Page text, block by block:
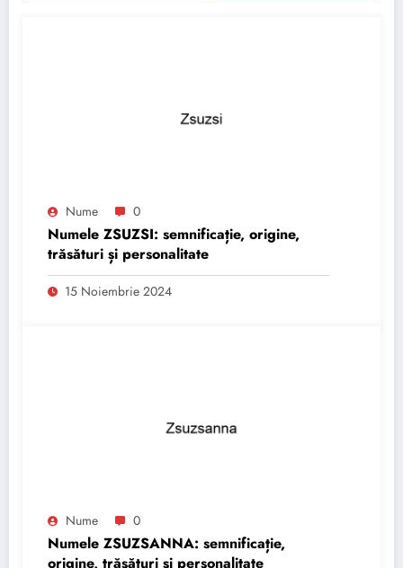
Nume 0
Numele ZSUZSI: semnificație, origine,
trăsături și personalitate
15 Noiembrie 2024
Nume 0
Numele ZSUZSANNA: semnificație,
origine, trăsături și personalitate